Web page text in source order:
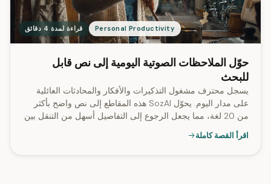
Personal Productivity قراءة لمدة 4 دقائق
حوّل الملاحظات الصوتية اليومية إلى نص قابل
للبحث
يسجل محترف مشغول التذكيرات والأفكار والمحادثات العائلية
على مدار اليوم. يحوّل SozAI هذه المقاطع إلى نص واضح بأكثر
من 20 لغة، مما يجعل الرجوع إلى التفاصيل أسهل من التنقل بين
قائمة من الملفات الصوتية.
اقرأ القصة كاملة